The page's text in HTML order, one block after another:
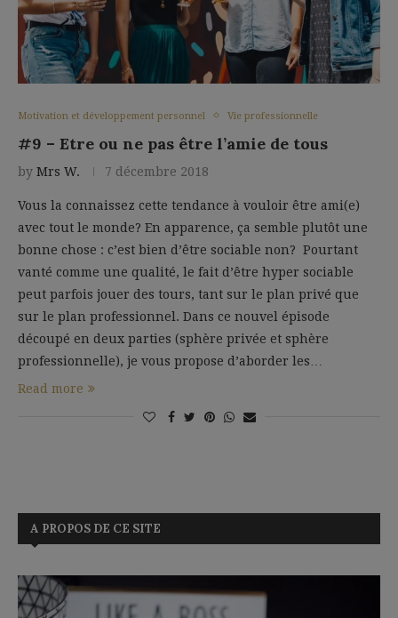
Motivation et développement personnel Vie professionnelle
#9 – Etre ou ne pas être l’amie de tous
by Mrs W. 7 décembre 2018
Vous la connaissez cette tendance à vouloir être ami(e)
avec tout le monde? En apparence, ça semble plutôt une
bonne chose : c’est bien d’être sociable non? Pourtant
vanté comme une qualité, le fait d’être hyper sociable
peut parfois jouer des tours, tant sur le plan privé que
sur le plan professionnel. Dans ce nouvel épisode
découpé en deux parties (sphère privée et sphère
professionnelle), je vous propose d’aborder les…
Read more
A PROPOS DE CE SITE